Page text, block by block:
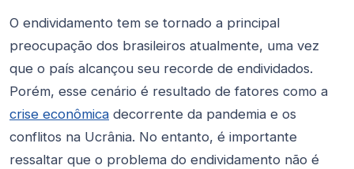
O endividamento tem se tornado a principal
preocupação dos brasileiros atualmente, uma vez
que o país alcançou seu recorde de endividados.
Porém, esse cenário é resultado de fatores como a
crise econômica decorrente da pandemia e os
conflitos na Ucrânia. No entanto, é importante
ressaltar que o problema do endividamento não é